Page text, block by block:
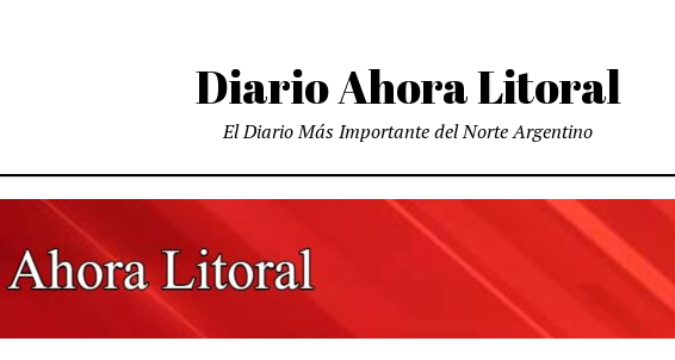
Diario Ahora Litoral
El Diario Más Importante del Norte Argentino